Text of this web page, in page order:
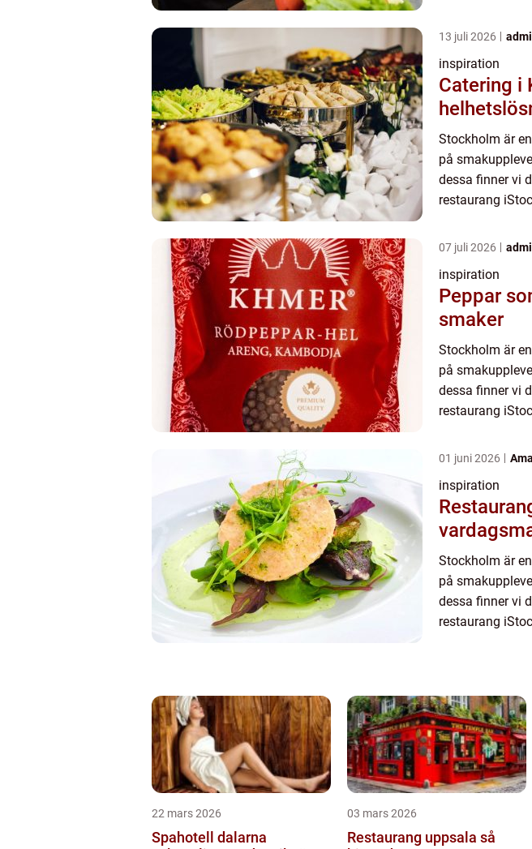
13 juli 2026
inspiration
Catering i
Stockholm är
på
dessa finner vi
restaurang
07 juli 2026
inspiration
Peppar
smaker
Stockholm är
på
dessa finner vi
restaurang
01 juni 2026
inspiration
Restaurang
Stockholm är
på
dessa finner vi
restaurang
22 mars 2026
Spahotell dalarna
03 mars 2026
Restaurang uppsala så